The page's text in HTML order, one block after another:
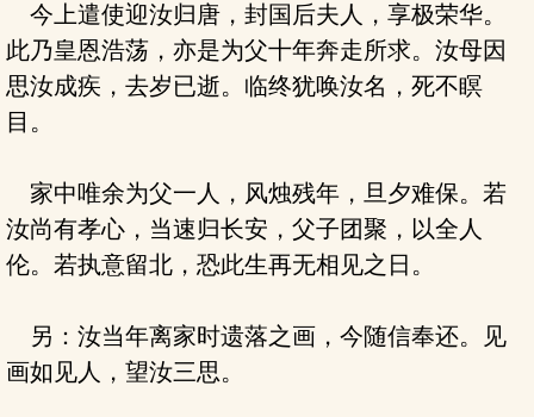
今上遣使迎汝归唐，封国后夫人，享极荣华。
此乃皇恩浩荡，亦是为父十年奔走所求。汝母因
思汝成疾，去岁已逝。临终犹唤汝名，死不瞑
目。
家中唯余为父一人，风烛残年，旦夕难保。若
汝尚有孝心，当速归长安，父子团聚，以全人
伦。若执意留北，恐此生再无相见之日。
另：汝当年离家时遗落之画，今随信奉还。见
画如见人，望汝三思。